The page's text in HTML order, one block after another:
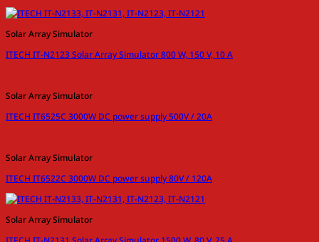
Solar Array Simulator
ITECH IT-N2123 Solar Array Simulator 800 W, 150 V, 10 A
Solar Array Simulator
ITECH IT6525C 3000W DC power supply 500V / 20A
Solar Array Simulator
ITECH IT6522C 3000W DC power supply 80V / 120A
Solar Array Simulator